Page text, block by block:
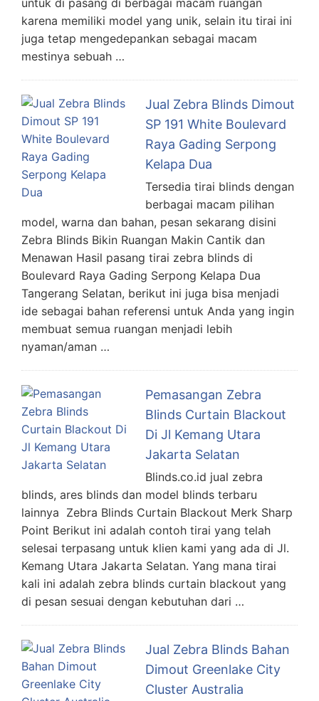
untuk di pasang di berbagai macam ruangan
karena memiliki model yang unik, selain itu tirai ini
juga tetap mengedepankan sebagai macam
mestinya sebuah …
Jual Zebra Blinds Dimout
SP 191 White Boulevard
Raya Gading Serpong
Kelapa Dua
Tersedia tirai blinds dengan
berbagai macam pilihan
model, warna dan bahan, pesan sekarang disini
Zebra Blinds Bikin Ruangan Makin Cantik dan
Menawan Hasil pasang tirai zebra blinds di
Boulevard Raya Gading Serpong Kelapa Dua
Tangerang Selatan, berikut ini juga bisa menjadi
ide sebagai bahan referensi untuk Anda yang ingin
membuat semua ruangan menjadi lebih
nyaman/aman …
Pemasangan Zebra
Blinds Curtain Blackout
Di Jl Kemang Utara
Jakarta Selatan
Blinds.co.id jual zebra
blinds, ares blinds dan model blinds terbaru
lainnya Zebra Blinds Curtain Blackout Merk Sharp
Point Berikut ini adalah contoh tirai yang telah
selesai terpasang untuk klien kami yang ada di Jl.
Kemang Utara Jakarta Selatan. Yang mana tirai
kali ini adalah zebra blinds curtain blackout yang
di pesan sesuai dengan kebutuhan dari …
Jual Zebra Blinds Bahan
Dimout Greenlake City
Cluster Australia